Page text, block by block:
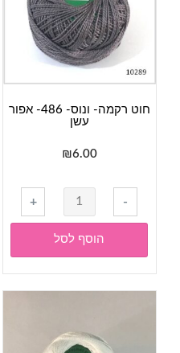
חוט רקמה- ונוס- 486- אפור
עשן
₪6.00
-
כמות
של
חוט
רקמה-
ונוס-
486-
עשן
+
הוסף לסל